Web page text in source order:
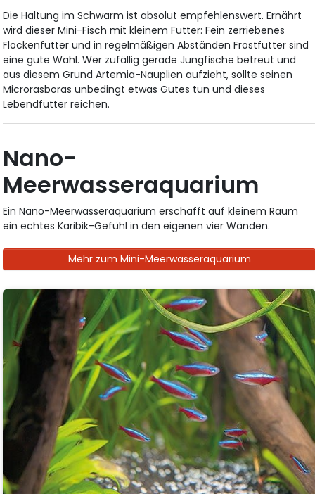
Die Haltung im Schwarm ist absolut empfehlenswert. Ernährt
wird dieser Mini-Fisch mit kleinem Futter: Fein zerriebenes
Flockenfutter und in regelmäßigen Abständen Frostfutter sind
eine gute Wahl. Wer zufällig gerade Jungfische betreut und
aus diesem Grund Artemia-Nauplien aufzieht, sollte seinen
Microrasboras unbedingt etwas Gutes tun und dieses
Lebendfutter reichen.
Nano-
Meerwasseraquarium
Ein Nano-Meerwasseraquarium erschafft auf kleinem Raum
ein echtes Karibik-Gefühl in den eigenen vier Wänden.
Mehr zum Mini-Meerwasseraquarium